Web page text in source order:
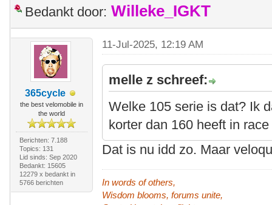
Bedankt door: Willeke_IGKT
365cycle
the best velomobile in
the world
Berichten: 7.188
Topics: 131
Lid sinds: Sep 2020
Bedankt: 15605
12279 x bedankt in
5766 berichten
11-Jul-2025, 12:19 AM
melle z schreef:
Welke 105 serie is dat? Ik
korter dan 160 heeft in
Dat is nu idd zo. Maar
In words of others,
Wisdom blooms, forums unite,